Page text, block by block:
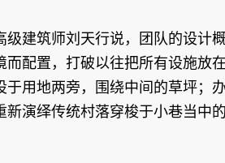
级建筑师刘天行说，团队的设计
而配置，打破以往把所有设施放
于用地两旁，围绕中间的草坪；
演绎传统村落穿梭于小巷当中的